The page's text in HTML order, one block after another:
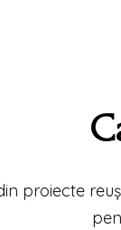
proiecte